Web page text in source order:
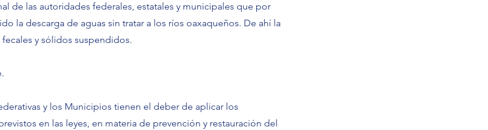
de las autoridades federales, estatales y municipales que por
la descarga de aguas sin tratar a los ríos oaxaqueños. De ahí la
y sólidos suspendidos.
y los Municipios tienen el deber de aplicar los
en las leyes, en materia de prevención y restauración del